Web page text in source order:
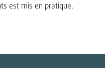
est mis en pratique.